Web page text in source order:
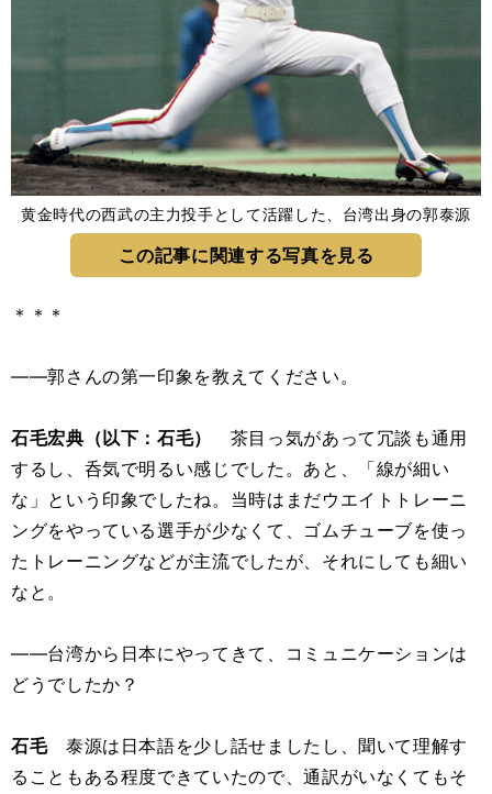
黄金時代の西武の主力投手として活躍した、台湾出身の郭泰源
この記事に関連する写真を見る
＊＊＊
――郭さんの第一印象を教えてください。
石毛宏典（以下：石毛）
茶目っ気があって冗談も通用
するし、呑気で明るい感じでした。あと、「線が細い
な」という印象でしたね。当時はまだウエイトトレーニ
ングをやっている選手が少なくて、ゴムチューブを使っ
たトレーニングなどが主流でしたが、それにしても細い
なと。
――台湾から日本にやってきて、コミュニケーションは
どうでしたか？
石毛泰源は日本語を少し話せましたし、聞いて理解す
ることもある程度できていたので、通訳がいなくてもそ